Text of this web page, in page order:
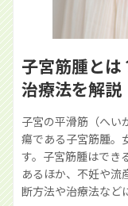
子宮筋腫とは
治療法を解説
子宮の平滑筋（へい
瘍である子宮筋腫。
す。子宮筋腫はでき
あるほか、不妊や流
断方法や治療法など